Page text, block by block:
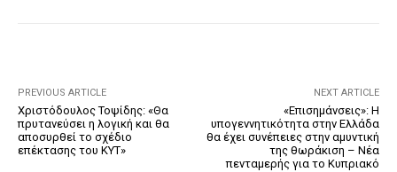
PREVIOUS ARTICLE
Χριστόδουλος Τοψίδης: «Θα
πρυτανεύσει η λογική και θα
αποσυρθεί το σχέδιο
επέκτασης του ΚΥΤ»
NEXT ARTICLE
«Επισημάνσεις»: Η
υπογεννητικότητα στην Ελλάδα
θα έχει συνέπειες στην αμυντική
της θωράκιση – Νέα
πενταμερής για το Κυπριακό